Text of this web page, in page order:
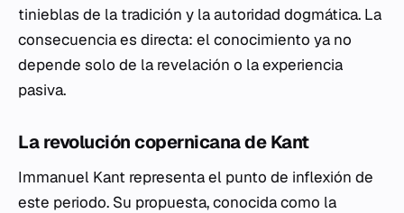
tinieblas de la tradición y la autoridad dogmática. La
consecuencia es directa: el conocimiento ya no
depende solo de la revelación o la experiencia
pasiva.
La revolución copernicana de Kant
Immanuel Kant representa el punto de inflexión de
este periodo. Su propuesta, conocida como la